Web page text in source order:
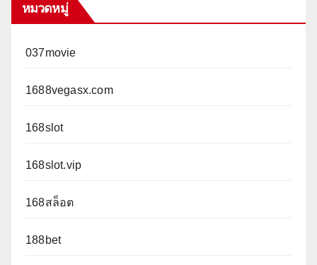
หมวดหมู่
037movie
1688vegasx.com
168slot
168slot.vip
168สล็อต
188bet